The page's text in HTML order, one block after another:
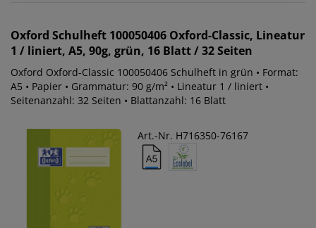
Oxford Schulheft 100050406 Oxford-Classic, Lineatur
1 / liniert, A5, 90g, grün, 16 Blatt / 32 Seiten
Oxford Oxford-Classic 100050406 Schulheft in grün • Format:
A5 • Papier • Grammatur: 90 g/m² • Lineatur 1 / liniert •
Seitenanzahl: 32 Seiten • Blattanzahl: 16 Blatt
Art.-Nr. H716350-76167